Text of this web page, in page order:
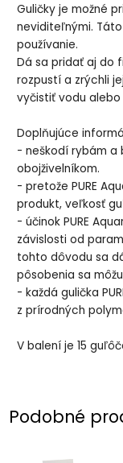
Guličky je možné
neviditeľnými.
používanie.
Dá sa pridať aj do
rozpustí a zrýchli
vyčistiť vodu
Doplňujúce
- neškodí rybám a
obojživelníkom.
- pretože PURE
produkt, veľkosť
- účinok PURE
závislosti od
tohto dôvodu sa
pôsobenia sa
- každá gulička
z prírodných
V balení je 15
Podobné